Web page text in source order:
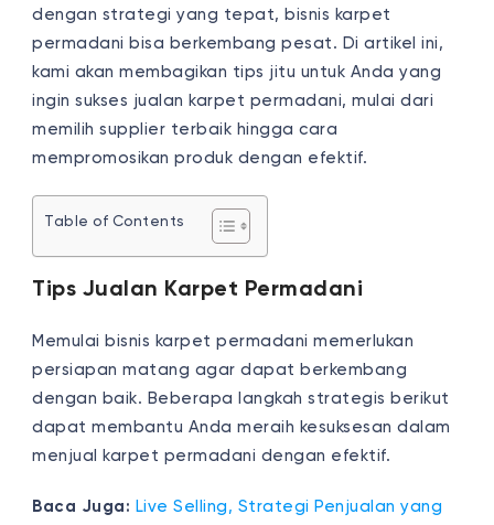
dengan strategi yang tepat, bisnis karpet
permadani bisa berkembang pesat. Di artikel ini,
kami akan membagikan tips jitu untuk Anda yang
ingin sukses jualan karpet permadani, mulai dari
memilih supplier terbaik hingga cara
mempromosikan produk dengan efektif.
Table of Contents
Tips Jualan Karpet Permadani
Memulai bisnis karpet permadani memerlukan
persiapan matang agar dapat berkembang
dengan baik. Beberapa langkah strategis berikut
dapat membantu Anda meraih kesuksesan dalam
menjual karpet permadani dengan efektif.
Baca Juga: Live Selling, Strategi Penjualan yang